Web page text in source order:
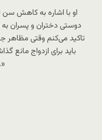
او با اشاره به کاهش
دوستی دختران و پسران
تاکید می‌کنم وقتی مظاهر
باید برای ازدواج مانع
قانون تسهیل ازدواج را پی گیری کند.»